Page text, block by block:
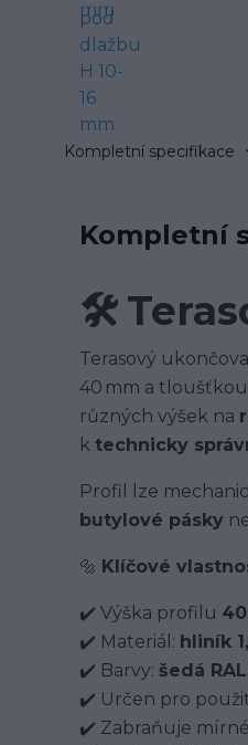
Kompletní specifikace
Kompletní
🛠️
Terasový
40 mm a tloušťkou
různých výšek na
k technicky
Profil lze
butylové pásky
🔩 Klíčové
✔️ Výška profilu
✔️ Materiál: hliník
✔️ Barvy: šedá
✔️ Určen pro
✔️ Zabraňuje